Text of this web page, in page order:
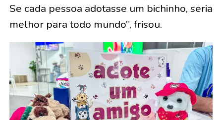
Se cada pessoa adotasse um bichinho, seria
melhor para todo mundo”, frisou.